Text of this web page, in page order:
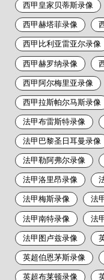
西甲皇家贝蒂斯录像
西甲赫塔菲录像
西甲比利亚雷亚尔录像
西甲赫罗纳录像
西甲阿尔梅里亚录像
西甲拉斯帕尔马斯录像
法甲布雷斯特录像
法甲巴黎圣日耳曼录像
法甲勒阿弗尔录像
法甲洛里昂录像
法甲梅斯录像 法
法甲南特录像 法
法甲图卢兹录像
英超伯恩茅斯录像
英超布莱顿录像